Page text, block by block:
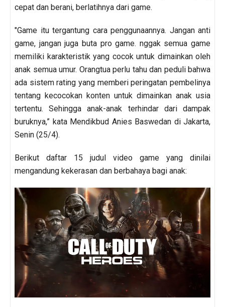
cepat dan berani, berlatihnya dari game.
"Game itu tergantung cara penggunaannya. Jangan anti
game, jangan juga buta pro game. nggak semua game
memiliki karakteristik yang cocok untuk dimainkan oleh
anak semua umur. Orangtua perlu tahu dan peduli bahwa
ada sistem rating yang memberi peringatan pembelinya
tentang kecocokan konten untuk dimainkan anak usia
tertentu. Sehingga anak-anak terhindar dari dampak
buruknya,” kata Mendikbud Anies Baswedan di Jakarta,
Senin (25/4).
Berikut daftar 15 judul video game yang dinilai
mengandung kekerasan dan berbahaya bagi anak: